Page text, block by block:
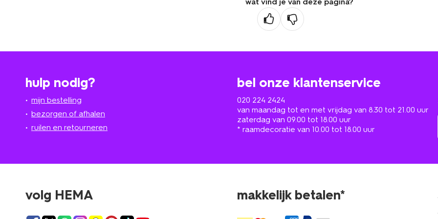
hulp nodig?
mijn bestelling
bezorgen of afhalen
ruilen en retourneren
bel onze klantenservice
020 224 2424
van maandag tot en met vrijdag van 8.30 tot 21.00 uur
zaterdag van 09.00 tot 18.00 uur
* raamdecoratie van 10.00 tot 18.00 uur
volg HEMA makkelijk betalen*